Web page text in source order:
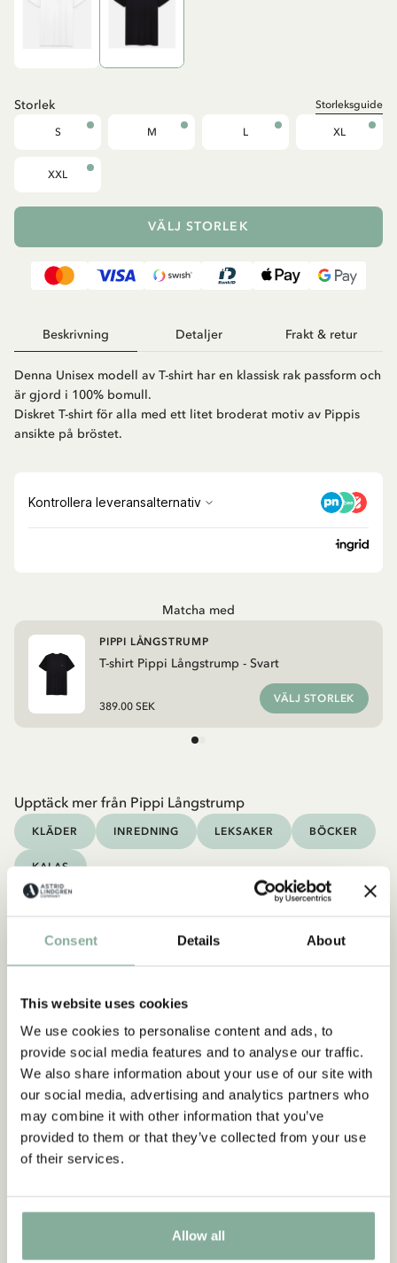
Consent Details About
This website uses cookies
We use cookies to personalise content and ads, to
provide social media features and to analyse our traffic.
We also share information about your use of our site with
our social media, advertising and analytics partners who
may combine it with other information that you’ve
provided to them or that they’ve collected from your use
of their services.
Allow all
Storlek Storleksguide
S M L XL
XXL
VÄLJ STORLEK
Beskrivning Detaljer Frakt & retur
Denna Unisex modell av T-shirt har en klassisk rak passform och
är gjord i 100% bomull.
Diskret T-shirt för alla med ett litet broderat motiv av Pippis
ansikte på bröstet.
Matcha med
T-shirt Pippi Långstrump - Svart
PIPPI LÅNGSTRUMP
389.00 SEK
VÄLJ STORLEK
Upptäck mer från Pippi Långstrump
KLÄDER INREDNING LEKSAKER BÖCKER
KALAS
Upptäck mer Vuxenkläder